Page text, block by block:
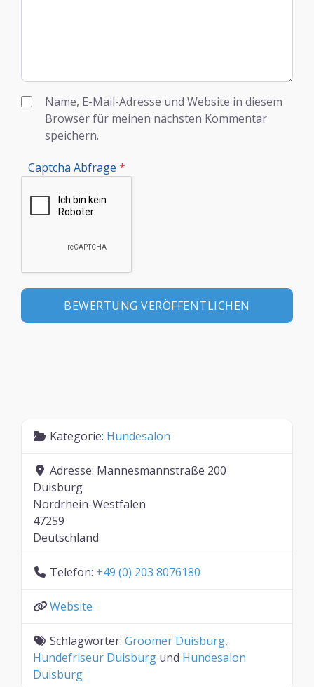
Name, E-Mail-Adresse und Website in diesem
Browser für meinen nächsten Kommentar
speichern.
Captcha Abfrage *
Kategorie: Hundesalon
Adresse: Mannesmannstraße 200
Duisburg
Nordrhein-Westfalen
47259
Deutschland
Telefon: +49 (0) 203 8076180
Website
Schlagwörter: Groomer Duisburg,
Hundefriseur Duisburg und Hundesalon
Duisburg